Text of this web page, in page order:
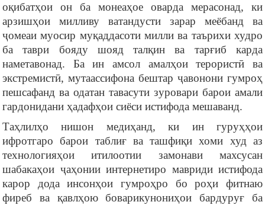
оқибатҳои он ба монеаҳое оварда мерасонад, ки
арзишҳои милливу ватандусти зарар меёбанд ва
ҷомеаи муосир муқаддасоти милли ва таърихи худро
ба таври бояду шояд талқин ва тарғиб карда
наметавонад. Ба ин амсол амалҳои терористӣ ва
экстремистӣ, мутаассифона бештар ҷавонони гумроҳ
пешсафанд ва одатан тавасути зуровари барои амали
гардонидани ҳадафҳои сиёси истифода мешаванд.
Таҳлилҳо нишон медиҳанд, ки ин гуруҳҳои
ифротгаро барои таблиғ ва ташфиқи хоми худ аз
технологияҳои итилоотии замонави махсусан
шабакаҳои ҷаҳонии интернетиро мавриди истифода
карор дода инсонҳои гумроҳро бо роҳи фитнаю
фиреб ва қавлҳою боварикунониҳои бардуруғ ба